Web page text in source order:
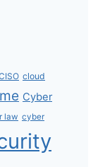
cloud
Cyber
law cyber